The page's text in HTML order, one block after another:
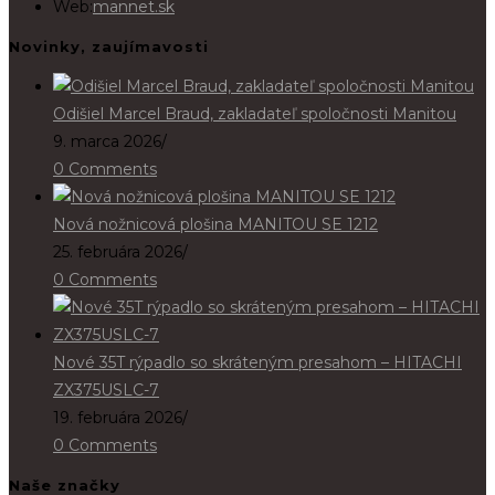
Web:mannet.sk
Novinky, zaujímavosti
Odišiel Marcel Braud, zakladateľ spoločnosti Manitou
9. marca 2026/
0 Comments
Nová nožnicová plošina MANITOU SE 1212
25. februára 2026/
0 Comments
Nové 35T rýpadlo so skráteným presahom – HITACHI
ZX375USLC-7
19. februára 2026/
0 Comments
Naše značky